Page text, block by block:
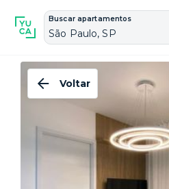
Buscar apartamentos
São Paulo, SP
Voltar